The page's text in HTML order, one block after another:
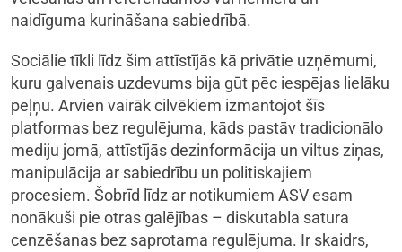
naidīguma kurināšana sabiedrībā.
Sociālie tīkli līdz šim attīstījās kā privātie uzņēmumi,
kuru galvenais uzdevums bija gūt pēc iespējas lielāku
peļņu. Arvien vairāk cilvēkiem izmantojot šīs
platformas bez regulējuma, kāds pastāv tradicionālo
mediju jomā, attīstījās dezinformācija un viltus ziņas,
manipulācija ar sabiedrību un politiskajiem
procesiem. Šobrīd līdz ar notikumiem ASV esam
nonākuši pie otras galējības – diskutabla satura
cenzēšanas bez saprotama regulējuma. Ir skaidrs,